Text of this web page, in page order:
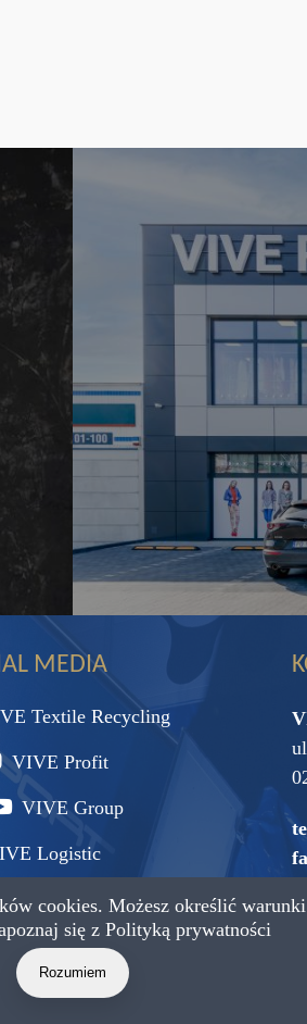
MEDIA
Textile Recycling
VIVE Profit
VIVE Group
Logistic
cookies. Możesz określić
się z Polityką prywatności
Rozumiem